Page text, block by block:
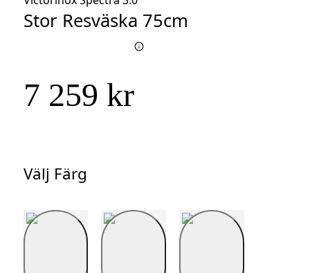
Stor Resväska 75cm
7 259 kr
Välj Färg
Välj Färg